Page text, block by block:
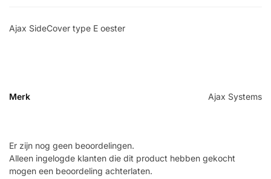
Ajax SideCover type E oester
Merk Ajax Systems
Er zijn nog geen beoordelingen.
Alleen ingelogde klanten die dit product hebben gekocht
mogen een beoordeling achterlaten.